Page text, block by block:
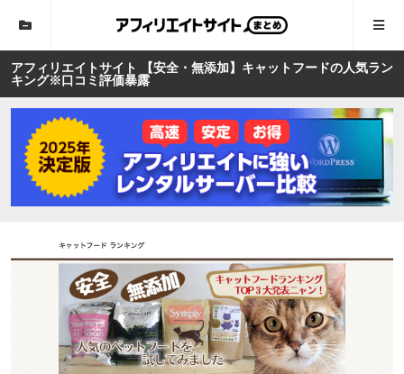
アフィリエイトサイト 【安全・無添加】キャットフードの人気ラン
キング※口コミ評価暴露